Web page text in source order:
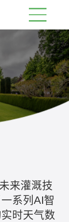
来灌溉技
系列AI智
时天气数